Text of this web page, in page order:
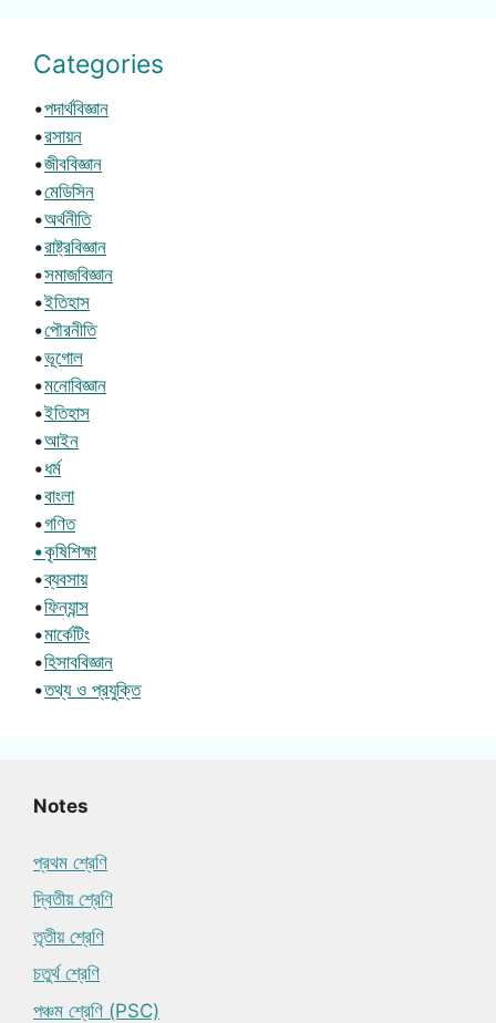
Categories
•পদার্থবিজ্ঞান
•রসায়ন
•জীববিজ্ঞান
•মেডিসিন
•অর্থনীতি
•রাষ্ট্রবিজ্ঞান
•সমাজবিজ্ঞান
•ইতিহাস
•পৌরনীতি
•ভূগোল
•মনোবিজ্ঞান
•ইতিহাস
•আইন
•ধর্ম
•বাংলা
•গণিত
•কৃষিশিক্ষা
•ব্যবসায়
•ফিন্যান্স
•মার্কেটিং
•হিসাববিজ্ঞান
•তথ্য ও প্রযুক্তি
Notes
প্রথম শ্রেণি
দ্বিতীয় শ্রেণি
তৃতীয় শ্রেণি
চতুর্থ শ্রেণি
পঞ্চম শ্রেণি (PSC)